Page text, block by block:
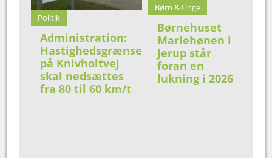
Politik
Administration:
Hastighedsgrænse
på Knivholtvej
skal nedsættes
fra 80 til 60 km/t
Børn & Unge
Børnehuset
Mariehønen i
Jerup står
foran en
lukning i 2026